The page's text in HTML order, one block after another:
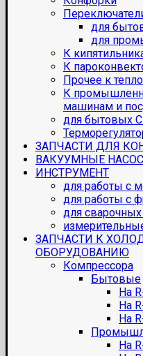
для
для
К
К
Прочее к
К
машинам и
для бытовых
ЗАПЧАСТИ ДЛЯ
ВАКУУМНЫЕ
ИНСТРУМЕНТ
для работы с
для работы с
для сварочных
ЗАПЧАСТИ К
ОБОРУДОВАНИЮ
Компрессора
Бытовые
На
На
На
На